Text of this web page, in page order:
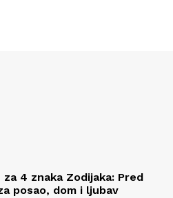
4 znaka Zodijaka: Pred
posao, dom i ljubav